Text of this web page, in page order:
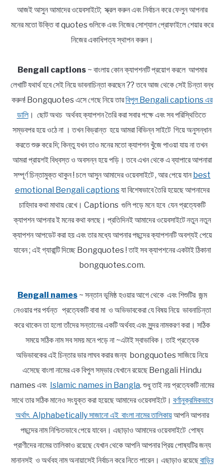
আজই আসুন আমাদের ওয়েবসাইটে; স্ক্রল করুন এবং নির্বাচন করে ফেলুন আপনার
মনের মতো উক্তি বা quotes গুলিকে এবং নিজের সোশ্যাল প্রোফাইলে শেয়ার করে
নিজের একাধিপত্য স্থাপন করুন।
Bengali captions~ বাংলায় কোন ক্যাপশনটি প্রয়োগ করলে আপমার
লেখাটি যথার্থ হবে সেই নিয়ে ভাবনাচিন্তা করছেন ?? তবে আজ থেকে সেই চিন্তা বন্ধ
করুন! Bongquotes এসে গেছে নিয়ে তারবিপুল Bengali captions এর
ডালি। ছোট অথচ অর্থবহ ক্যাপশন তৈরি করা সবার পক্ষে এবং সব পরিস্থিতিতে
সম্ভবপর হয়ে ওঠে না । তখন বিভ্রান্ত হয়ে আমরা বিভিন্ন সাইটে গিয়ে অনুসন্ধান
করতে শুরু করে দি; কিন্তু যখন তাও মনের মতো ক্যাপশন খুঁজে পাওয়া যায় না তখন
আমরা প্রায়শই বিধ্বস্ত ও অবসন্ন হয়ে পড়ি। তবে এখন থেকে এ ব্যাপারে আপনারা
সম্পূর্ণ চিন্তামুক্ত থাকুন ! চলে আসুন আমাদের ওয়েবসাইটে , আর পেয়ে যান best
emotional Bengali captionsযা বিশেষভাবে তৈরি হয়েছে আপনাদের
চাহিদার কথা মাথায় রেখে। Captions গুলি পড়ে মনে হবে যেন প্রত্যেকটি
ক্যাপশন আপনার ই মনের কথা বলছে। প্রতিদিনই আমাদের ওয়েবসাইটে নতুন নতুন
ক্যাপশন আপডেট করা হয় এবং তার মধ্যে আপনার পছন্দের ক্যাপশনটি অবশ্যই পেয়ে
যাবেন ; এই গ্যারান্টি দিচ্ছে Bongquotes ! তাই সব ক্যাপশনের একটাই ঠিকানা
bongquotes.com.
Bengali names~ সন্তান ভূমিষ্ঠ হওয়ার আগে থেকে এবং শিশুটির জন্ম
নেওয়ার পর পর্যন্ত প্রত্যেকটি বাবা মা ও অভিভাবকেরা যে বিষয় নিয়ে ভাবনাচিন্তা
করে থাকেন তা হলো তাঁদের সন্তানের একটি অর্থবহ এবং সুন্দর নামকরণ করা। সঠিক
সময়ে সঠিক নাম সব সময় মনে পড়ে না ~এটাই স্বাভাবিক। তাই প্রত্যেক
অভিভাবকের এই চিন্তার ভার লাঘব করার জন্য bongquotes সাজিয়ে নিয়ে
এসেছে বাংলা নামের এক বিপুল সম্ভার যেখানে রয়েছে Bengali Hindu
names এবং Islamic names in Bangla. শুধু তাই নয় প্রত্যেকটি নামের
সাথে তার সঠিক মানেও সংযুক্ত করা হয়েছে আমাদের ওয়েবসাইটে। বর্ণানুক্রমিকভাবে
অর্থাৎ Alphabetically সাজানো এই বাংলা নামের তালিকায়আপনি আপনার
পছন্দের নাম নিশ্চিতভাবে পেয়ে যাবেন। এছাড়াও আমাদের ওয়েবসাইটে পোষ্য
প্রাণীদের নামের তালিকাও রয়েছে যেখান থেকে আপনি আপনার প্রিয় পোষ্যটির জন্য
মানানসই ও অর্থবহ নাম অনায়াসেই নির্বাচন করে নিতে পারেন। এছাড়াও রয়েছেবাড়ির